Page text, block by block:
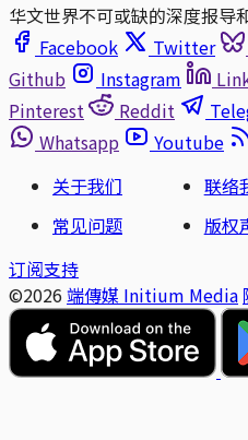
华文世界不可或缺的深度报导
Facebook
Twitter
Github
Instagram
Pinterest
Reddit
Whatsapp
Youtube
关于我们
联络
常见问题
版权
订阅支持
©2026 端傳媒 Initium Media